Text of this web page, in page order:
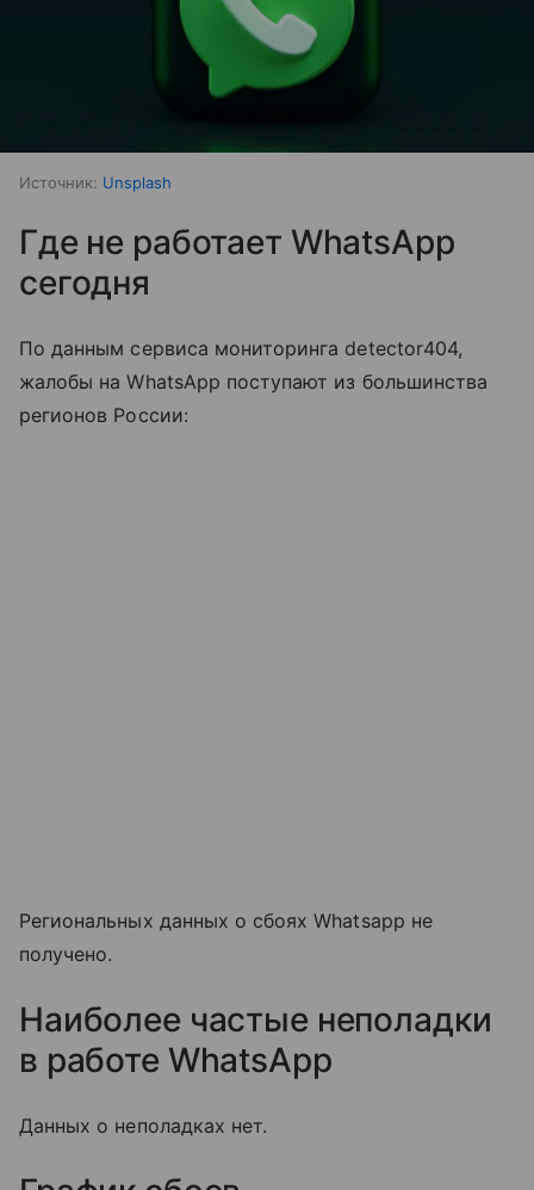
Источник: Unsplash
Где не работает WhatsApp
сегодня
По данным сервиса мониторинга detector404,
жалобы на WhatsApp поступают из большинства
регионов России:
Региональных данных о сбоях Whatsapp не
получено.
Наиболее частые неполадки
в работе WhatsApp
Данных о неполадках нет.